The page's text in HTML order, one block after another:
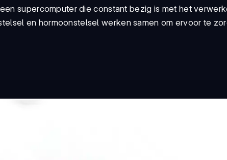
supercomputer die constant bezig is met het
en hormoonstelsel werken samen om ervoor te